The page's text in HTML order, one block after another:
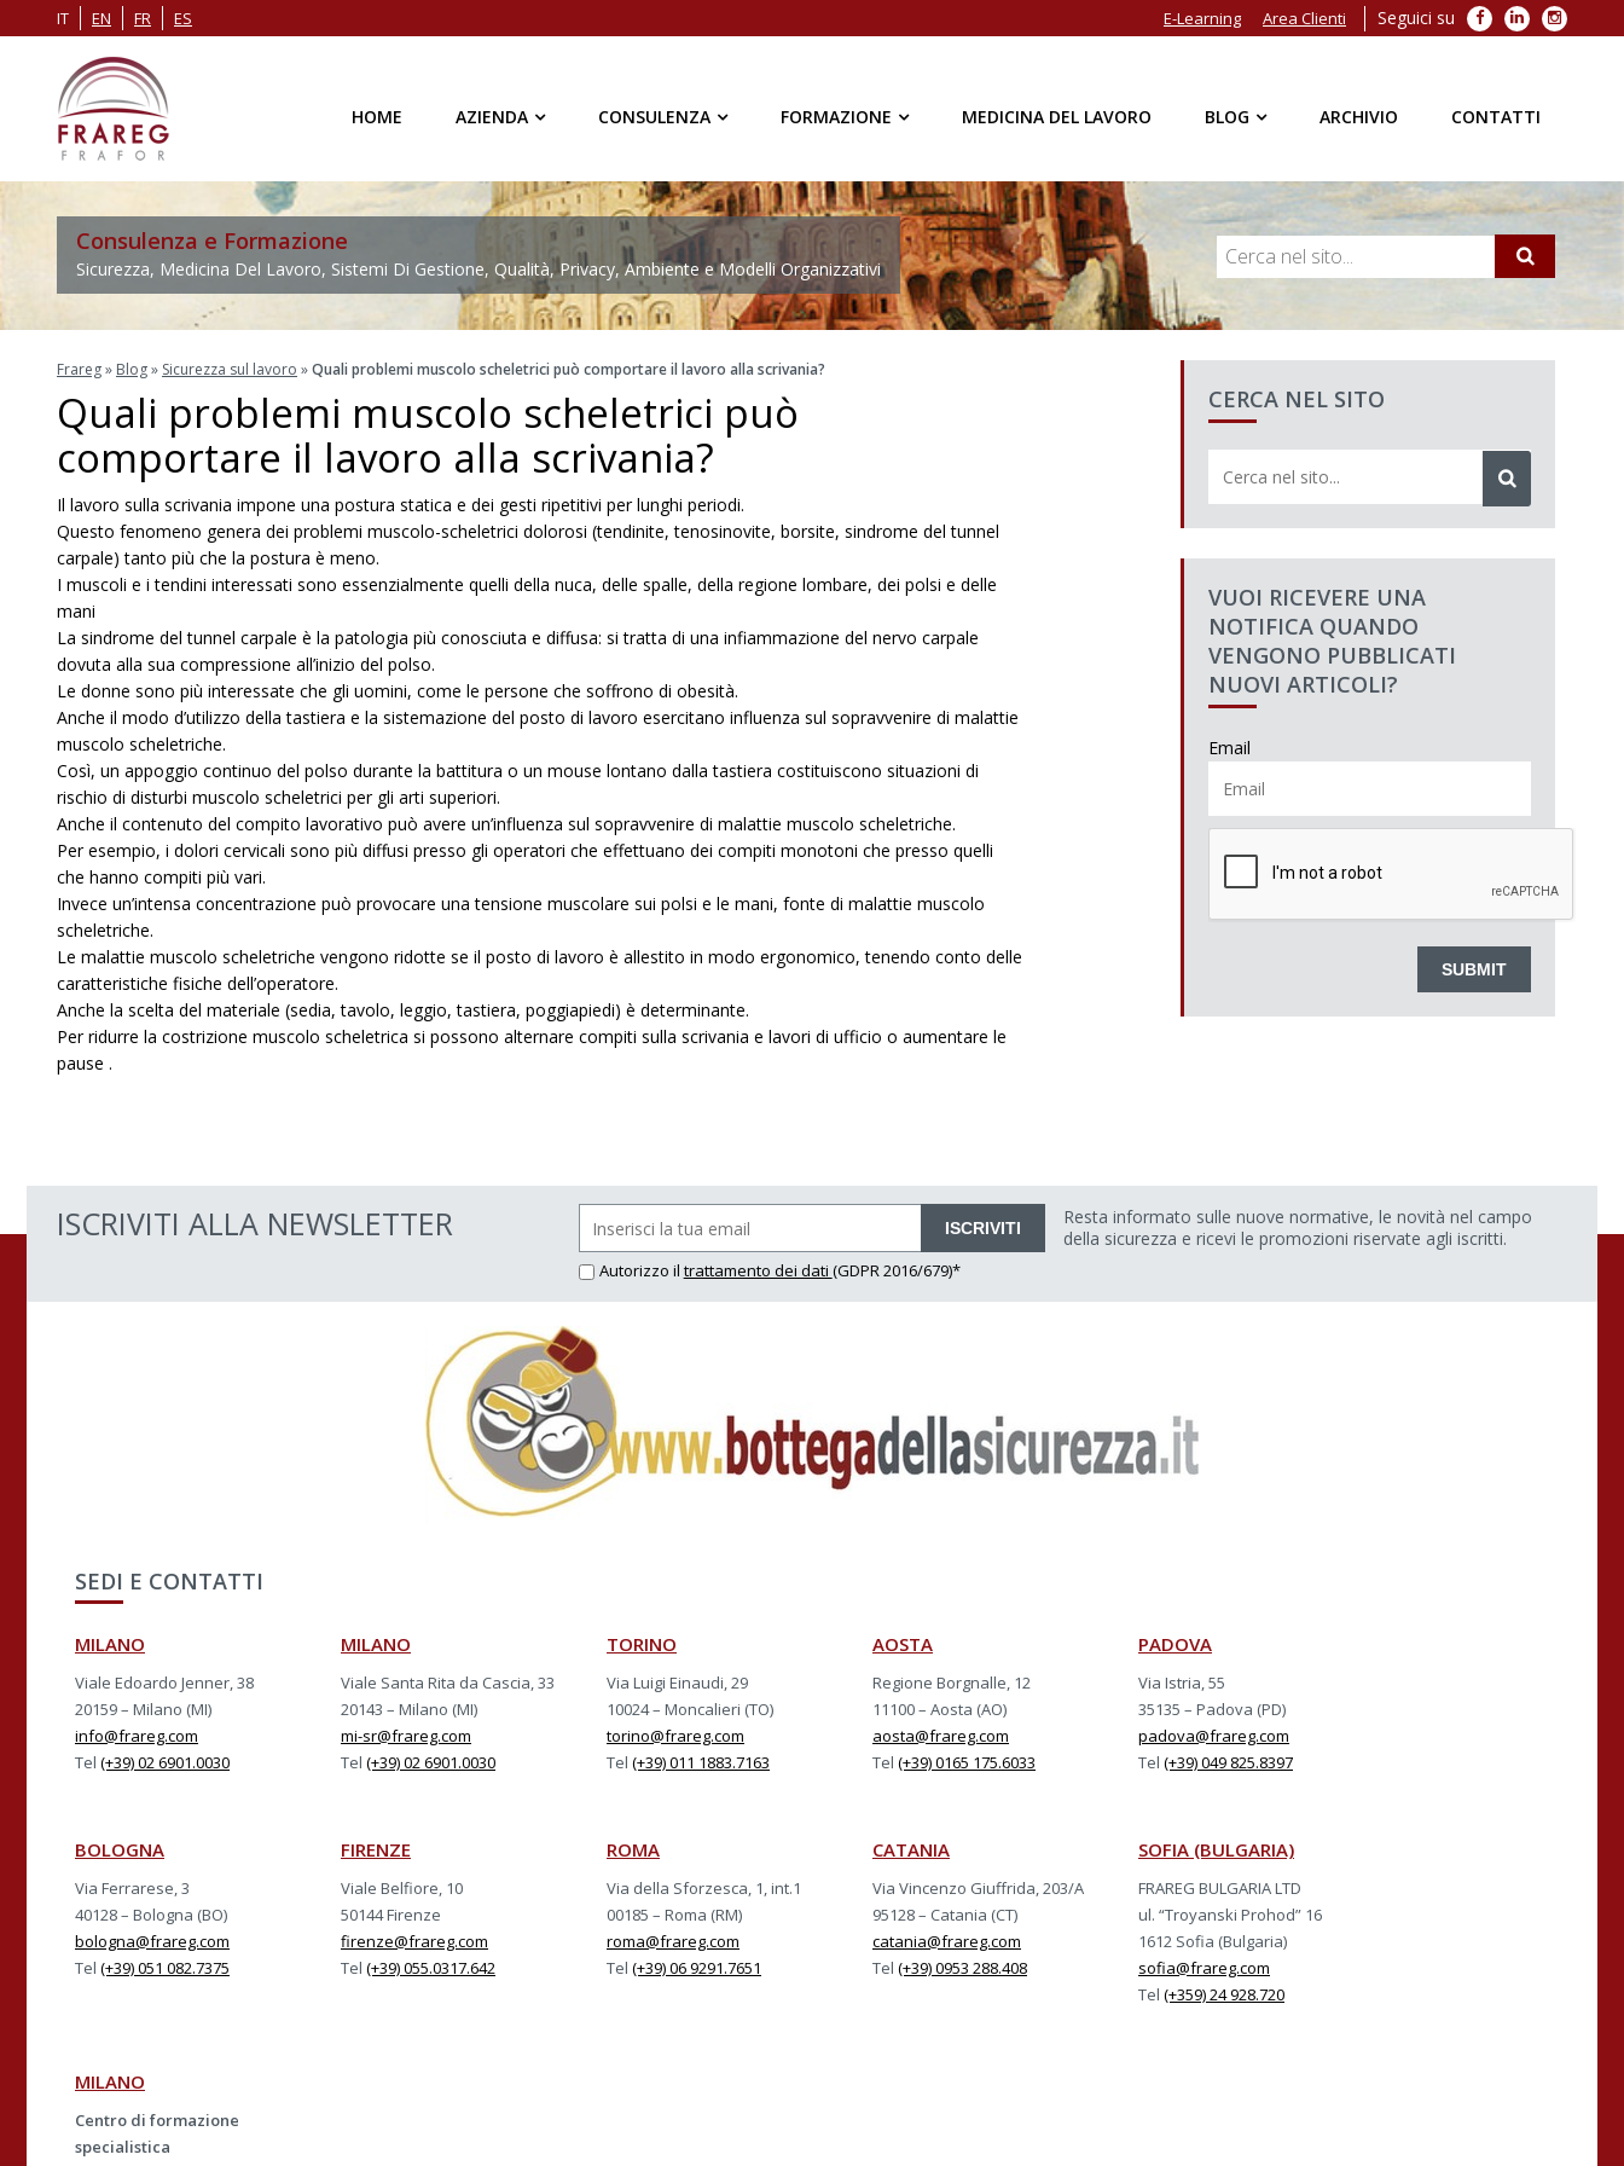
IT EN FR ES Seguici su Facebook
LinkedIn
E-Learning Area Clienti
HOME AZIENDA CONSULENZA FORMAZIONE MEDICINA DEL LAVORO BLOG ARCHIVIO CONTATTI
Consulenza e Formazione
Sicurezza, Medicina Del Lavoro, Sistemi Di Gestione, Qualità, Privacy, Ambiente e Modelli Organizzativi
Frareg» Blog» Sicurezza sul lavoro »Quali problemi muscolo scheletrici può comportare il lavoro alla scrivania?
Quali problemi muscolo scheletrici può
comportare il lavoro alla scrivania?
Il lavoro sulla scrivania impone una postura statica e dei gesti ripetitivi per lunghi periodi.
Questo fenomeno genera dei problemi muscolo-scheletrici dolorosi (tendinite, tenosinovite, borsite, sindrome del tunnel
carpale) tanto più che la postura è meno.
I muscoli e i tendini interessati sono essenzialmente quelli della nuca, delle spalle, della regione lombare, dei polsi e delle
mani
La sindrome del tunnel carpale è la patologia più conosciuta e diffusa: si tratta di una infiammazione del nervo carpale
dovuta alla sua compressione all’inizio del polso.
Le donne sono più interessate che gli uomini, come le persone che soffrono di obesità.
Anche il modo d’utilizzo della tastiera e la sistemazione del posto di lavoro esercitano influenza sul sopravvenire di malattie
muscolo scheletriche.
Così, un appoggio continuo del polso durante la battitura o un mouse lontano dalla tastiera costituiscono situazioni di
rischio di disturbi muscolo scheletrici per gli arti superiori.
Anche il contenuto del compito lavorativo può avere un’influenza sul sopravvenire di malattie muscolo scheletriche.
Per esempio, i dolori cervicali sono più diffusi presso gli operatori che effettuano dei compiti monotoni che presso quelli
che hanno compiti più vari.
Invece un’intensa concentrazione può provocare una tensione muscolare sui polsi e le mani, fonte di malattie muscolo
scheletriche.
Le malattie muscolo scheletriche vengono ridotte se il posto di lavoro è allestito in modo ergonomico, tenendo conto delle
caratteristiche fisiche dell’operatore.
Anche la scelta del materiale (sedia, tavolo, leggio, tastiera, poggiapiedi) è determinante.
Per ridurre la costrizione muscolo scheletrica si possono alternare compiti sulla scrivania e lavori di ufficio o aumentare le
pause .
CERCA NEL SITO
VUOI RICEVERE UNA
NOTIFICA QUANDO
VENGONO PUBBLICATI
NUOVI ARTICOLI?
Email
ISCRIVITI ALLA NEWSLETTER ISCRIVITI
Autorizzo il trattamento dei dati (GDPR 2016/679)*
Resta informato sulle nuove normative, le novità nel campo
della sicurezza e ricevi le promozioni riservate agli iscritti.
SEDI E CONTATTI
MILANO
Viale Edoardo Jenner, 38
20159 – Milano (MI)
info@frareg.com
Tel (+39) 02 6901.0030
MILANO
Viale Santa Rita da Cascia, 33
20143 – Milano (MI)
mi-sr@frareg.com
Tel (+39) 02 6901.0030
TORINO
Via Luigi Einaudi, 29
10024 – Moncalieri (TO)
torino@frareg.com
Tel (+39) 011 1883.7163
AOSTA
Regione Borgnalle, 12
11100 – Aosta (AO)
aosta@frareg.com
Tel (+39) 0165 175.6033
PADOVA
Via Istria, 55
35135 – Padova (PD)
padova@frareg.com
Tel (+39) 049 825.8397
BOLOGNA
Via Ferrarese, 3
40128 – Bologna (BO)
bologna@frareg.com
Tel (+39) 051 082.7375
FIRENZE
Viale Belfiore, 10
50144 Firenze
firenze@frareg.com
Tel (+39) 055.0317.642
ROMA
Via della Sforzesca, 1, int.1
00185 – Roma (RM)
roma@frareg.com
Tel (+39) 06 9291.7651
CATANIA
Via Vincenzo Giuffrida, 203/A
95128 – Catania (CT)
catania@frareg.com
Tel (+39) 0953 288.408
SOFIA (BULGARIA)
FRAREG BULGARIA LTD
ul. “Troyanski Prohod” 16
1612 Sofia (Bulgaria)
sofia@frareg.com
Tel (+359) 24 928.720
MILANO
Centro di formazione
specialistica